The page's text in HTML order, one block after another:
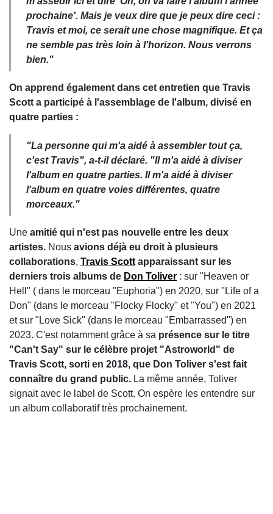
prochaine'. Mais je veux dire que je peux dire ceci :
Travis et moi, ce serait une chose magnifique. Et ça
ne semble pas très loin à l'horizon. Nous verrons
bien."
On apprend également dans cet entretien que Travis
Scott a participé à l'assemblage de l'album, divisé en
quatre parties :
"La personne qui m'a aidé à assembler tout ça,
c'est Travis", a-t-il déclaré. "Il m'a aidé à diviser
l'album en quatre parties. Il m'a aidé à diviser
l'album en quatre voies différentes, quatre
morceaux."
Une amitié qui n'est pas nouvelle entre les deux
artistes. Nous avions déjà eu droit à plusieurs
collaborations, Travis Scott apparaissant sur les
derniers trois albums de Don Toliver : sur "Heaven or
Hell" ( dans le morceau "Euphoria") en 2020, sur "Life of a
Don" (dans le morceau "Flocky Flocky" et "You") en 2021
et sur "Love Sick" (dans le morceau "Embarrassed") en
2023. C'est notamment grâce à sa présence sur le titre
"Can't Say" sur le célèbre projet "Astroworld" de
Travis Scott, sorti en 2018, que Don Toliver s'est fait
connaître du grand public. La même année, Toliver
signait avec le label de Scott. On espère les entendre sur
un album collaboratif très prochainement.